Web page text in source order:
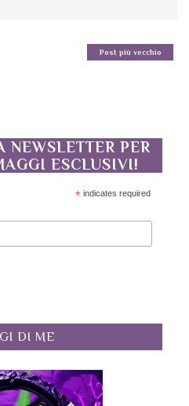
Post più vecchio
PER
ESCLUSIVI!
* indicates required
DI ME